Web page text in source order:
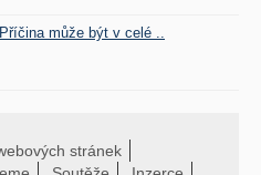
může být v celé ..
stránek